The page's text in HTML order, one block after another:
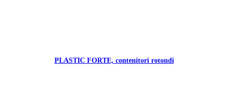
PLASTIC FORTE, contenitori rotondi